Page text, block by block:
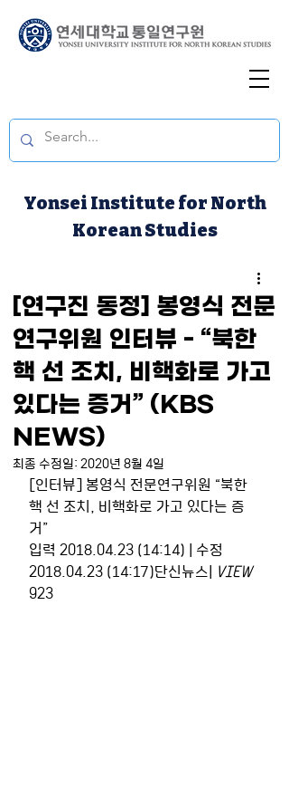
Yonsei Institute for North
Korean Studies
[연구진 동정] 봉영식 전문
연구위원 인터뷰 - “북한
핵 선 조치, 비핵화로 가고
있다는 증거” (KBS
NEWS)
최종 수정일: 2020년 8월 4일
[인터뷰] 봉영식 전문연구위원 “북한
핵 선 조치, 비핵화로 가고 있다는 증
거”
입력 2018.04.23 (14:14) | 수정
2018.04.23 (14:17)단신뉴스| VIEW
923